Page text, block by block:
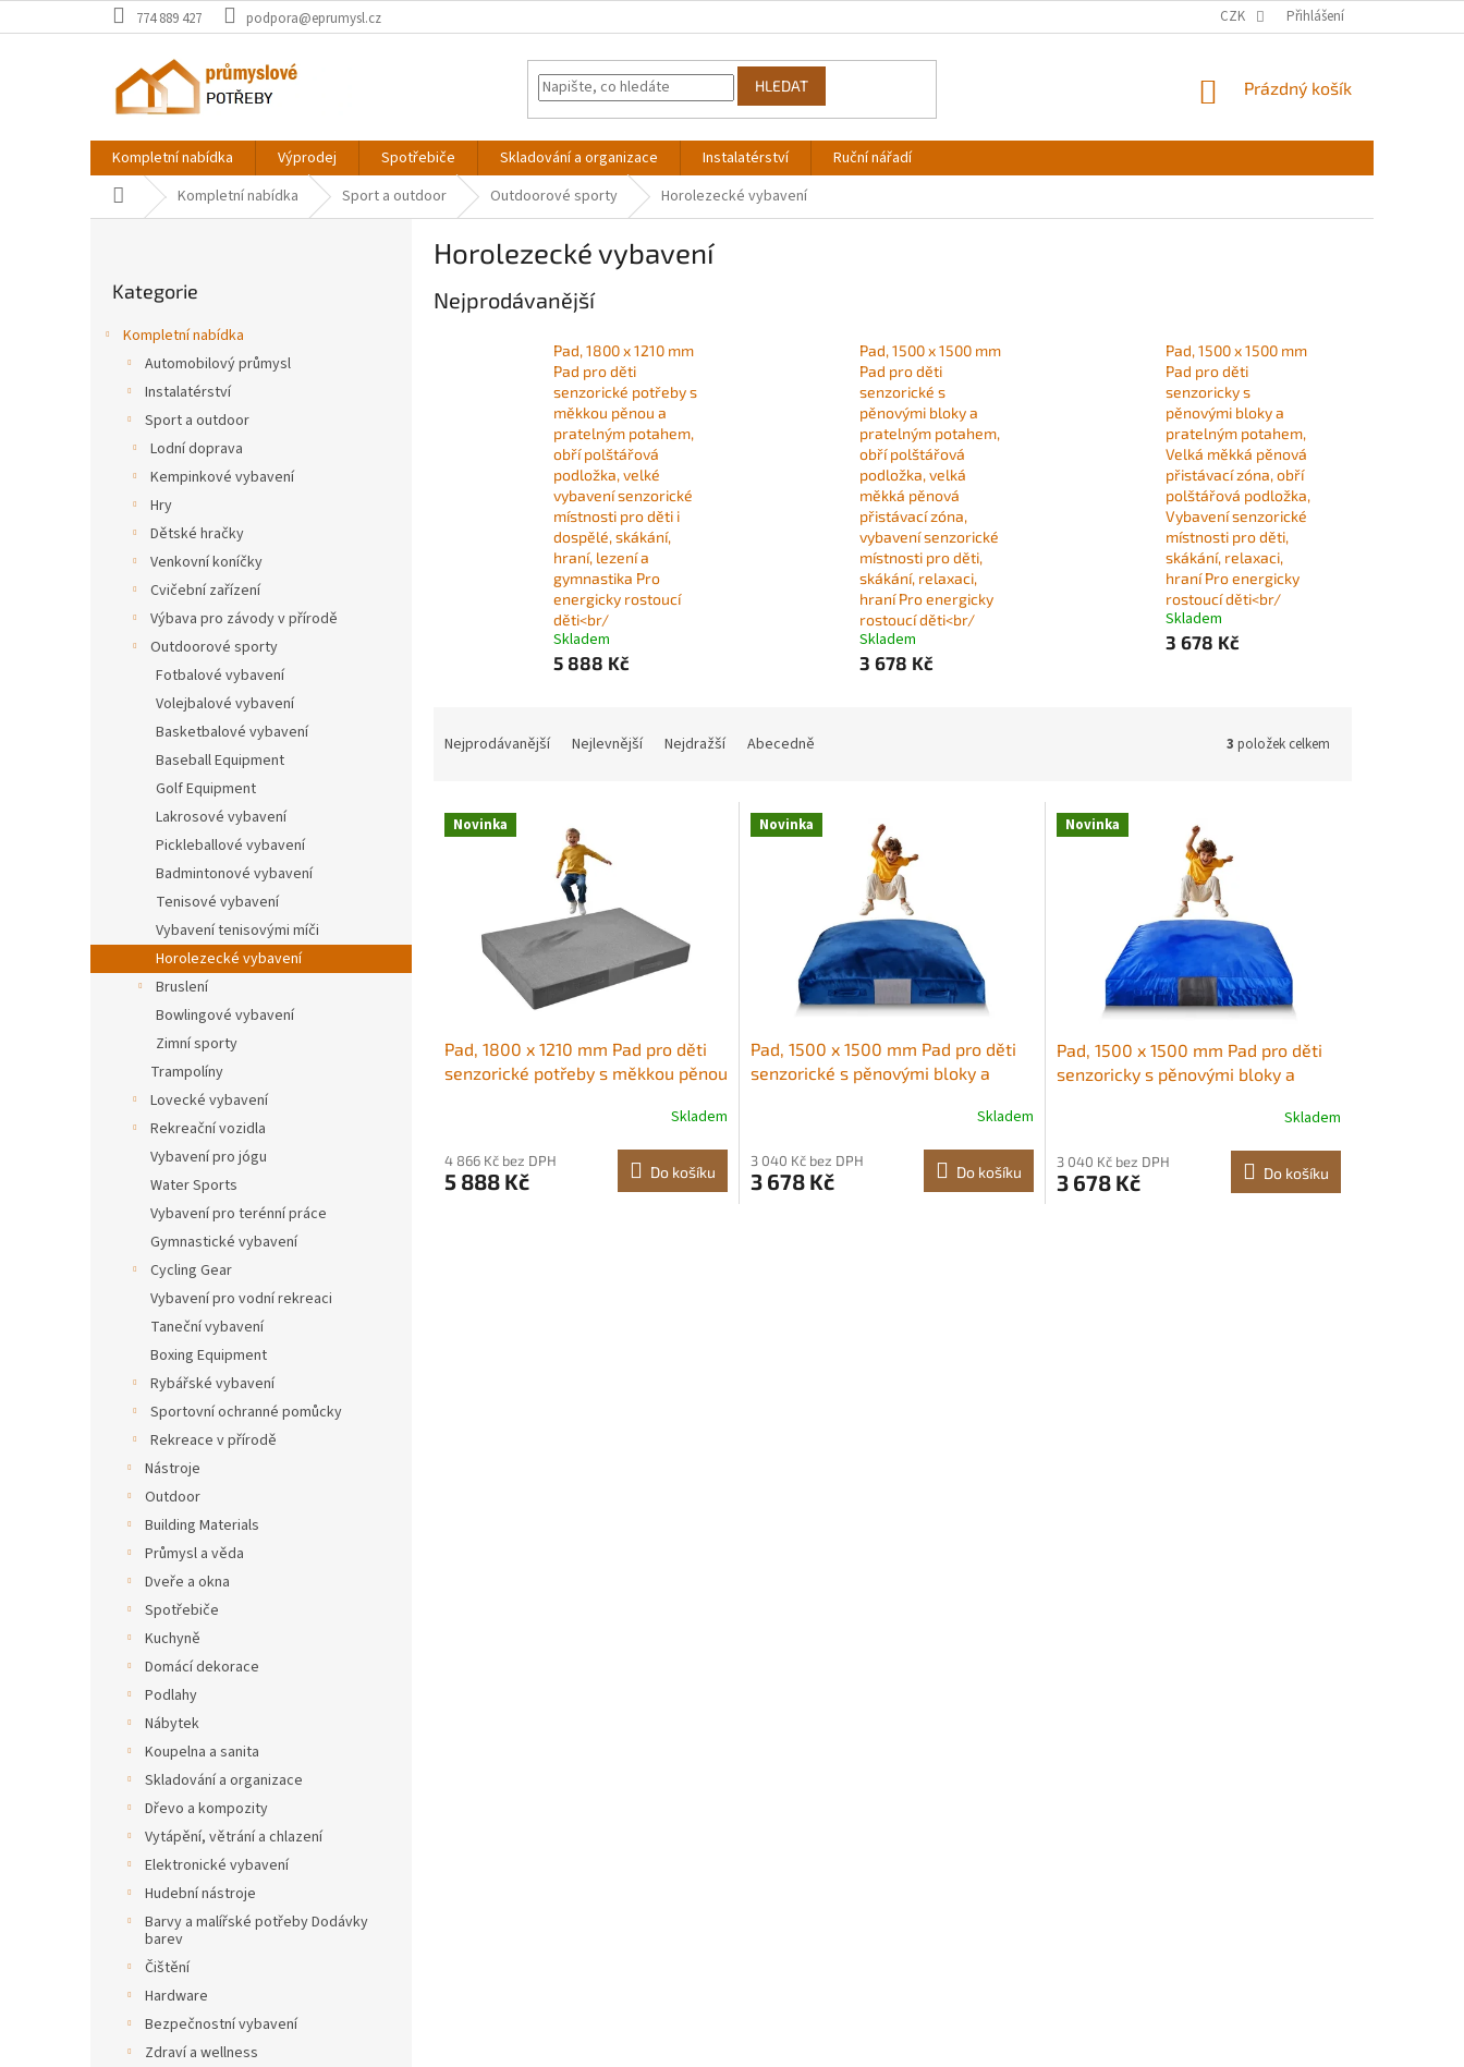
na
774 889 427 podpora@eprumysl.cz CZK Přihlášení
HLEDAT
NÁKUPNÍ
Prázdný košík
Kompletní nabídka Výprodej Spotřebiče Skladování a organizace Instalatérství
Ruční nářadí
Domů Kompletní nabídka Sport a outdoor Outdoorové sporty Horolezecké vybavení
kategorie
Kategorie
Kompletní nabídka
Automobilový průmysl
Instalatérství
Sport a outdoor
Lodní doprava
Kempinkové vybavení
Hry
Dětské hračky
Venkovní koníčky
Cvičební zařízení
Výbava pro závody v přírodě
Outdoorové sporty
Fotbalové vybavení
Volejbalové vybavení
Basketbalové vybavení
Baseball Equipment
Golf Equipment
Lakrosové vybavení
Pickleballové vybavení
Badmintonové vybavení
Tenisové vybavení
Vybavení tenisovými míči
Horolezecké vybavení
Bruslení
Bowlingové vybavení
Zimní sporty
Trampolíny
Lovecké vybavení
Rekreační vozidla
Vybavení pro jógu
Water Sports
Vybavení pro terénní práce
Gymnastické vybavení
Cycling Gear
Vybavení pro vodní rekreaci
Taneční vybavení
Boxing Equipment
Rybářské vybavení
Sportovní ochranné pomůcky
Rekreace v přírodě
Nástroje
Outdoor
Building Materials
Průmysl a věda
Dveře a okna
Spotřebiče
Kuchyně
Domácí dekorace
Podlahy
Nábytek
Koupelna a sanita
Skladování a organizace
Dřevo a kompozity
Vytápění, větrání a chlazení
Elektronické vybavení
Hudební nástroje
Barvy a malířské potřeby Dodávky
barev
Čištění
Hardware
Bezpečnostní vybavení
Zdraví a wellness
Horolezecké vybavení
Nejprodávanější
Pad, 1800 x 1210 mm
Pad pro děti
senzorické potřeby s
měkkou pěnou a
pratelným potahem,
obří polštářová
podložka, velké
vybavení senzorické
místnosti pro děti i
dospělé, skákání,
hraní, lezení a
gymnastika Pro
energicky rostoucí
děti<br/
Skladem
5 888 Kč
Pad, 1500 x 1500 mm
Pad pro děti
senzorické s
pěnovými bloky a
pratelným potahem,
obří polštářová
podložka, velká
měkká pěnová
přistávací zóna,
vybavení senzorické
místnosti pro děti,
skákání, relaxaci,
hraní Pro energicky
rostoucí děti<br/
Skladem
3 678 Kč
Pad, 1500 x 1500 mm
Pad pro děti
senzoricky s
pěnovými bloky a
pratelným potahem,
Velká měkká pěnová
přistávací zóna, obří
polštářová podložka,
Vybavení senzorické
místnosti pro děti,
skákání, relaxaci,
hraní Pro energicky
rostoucí děti<br/
Skladem
3 678 Kč
n
Nejprodávanější Nejlevnější Nejdražší Abecedně 3 položek celkem
V Novinka
Pad, 1800 x 1210 mm Pad pro děti
senzorické potřeby s měkkou pěnou
vybavení senzorické místnosti pro
děti i dospělé, skákání, hraní, lezení
a gymnastika Pro energicky
Skladem
4 866 Kč bez DPH
5 888 Kč Do košíku
Novinka
Pad, 1500 x 1500 mm Pad pro děti
senzorické s pěnovými bloky a
polštářová podložka, velká měkká
pěnová přistávací zóna, vybavení
senzorické místnosti pro děti,
skákání, relaxaci, hraní Pro
Skladem
3 040 Kč bez DPH
3 678 Kč Do košíku
Novinka
Pad, 1500 x 1500 mm Pad pro děti
senzoricky s pěnovými bloky a
senzorické místnosti pro děti,
skákání, relaxaci, hraní Pro
Skladem
3 040 Kč bez DPH
3 678 Kč Do košíku